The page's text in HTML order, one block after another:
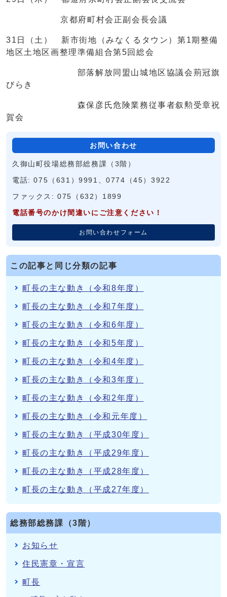
京都府町村会正副会長会議
31日（土） 新市街地（みなくるタウン）第1期整備
地区土地区画整理準備組合第5回総会
部落解放同盟山城地区協議会荊冠旗
びらき
森保彦氏危険業務従事者叙勲受章祝
賀会
お問い合わせ
久御山町役場総務部総務課（3階）
電話: 075（631）9991、0774（45）3922
ファックス: 075（632）1899
電話番号のかけ間違いにご注意ください！
お問い合わせフォーム
この記事と同じ分類の記事
町長の主な動き（令和8年度）
町長の主な動き（令和7年度）
町長の主な動き（令和6年度）
町長の主な動き（令和5年度）
町長の主な動き（令和4年度）
町長の主な動き（令和3年度）
町長の主な動き（令和2年度）
町長の主な動き（令和元年度）
町長の主な動き（平成30年度）
町長の主な動き（平成29年度）
町長の主な動き（平成28年度）
町長の主な動き（平成27年度）
総務部総務課（3階）
お知らせ
住民憲章・宣言
町長